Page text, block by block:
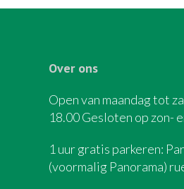
Over ons
Open van maandag tot
18.00 Gesloten op zon-
1 uur gratis parkeren:
(voormalig Panorama)